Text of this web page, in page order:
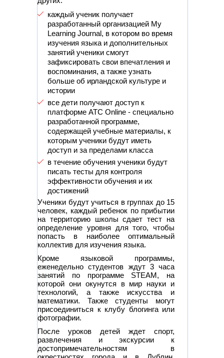
каждый ученик получает
разработанный организацией My
Learning Journal, в котором во время
изучения языка и дополнительных
занятий ученики смогут
зафиксировать свои впечатления и
воспоминания, а также узнать
больше об ирландской культуре и
истории
все дети получают доступ к
платформе АТС Online - специально
разработанной программе,
содержащей учебные материалы, к
которым ученики будут иметь
доступ и за пределами класса
в течение обучения ученики будут
писать тесты для контроля
эффективности обучения и их
достижений
Ученики будут учиться в группах до 15
человек, каждый ребенок по прибытии
на территорию школы сдает тест на
определение уровня для того, чтобы
попасть в наиболее оптимальный
коллектив для изучения языка.
Кроме языковой программы,
еженедельно студентов ждут 3 часа
занятий по программе STEAM, на
которой они окунутся в мир науки и
технологий, а также искусства и
математики. Также студенты могут
присоединиться к клубу блогинга или
фотографии.
После уроков детей ждет спорт,
развлечения и экскурсии к
достопримечательностям в